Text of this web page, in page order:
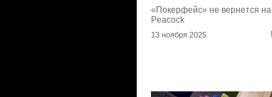
«Покерфейс» не вернется на
Peacock
13 ноября 2025